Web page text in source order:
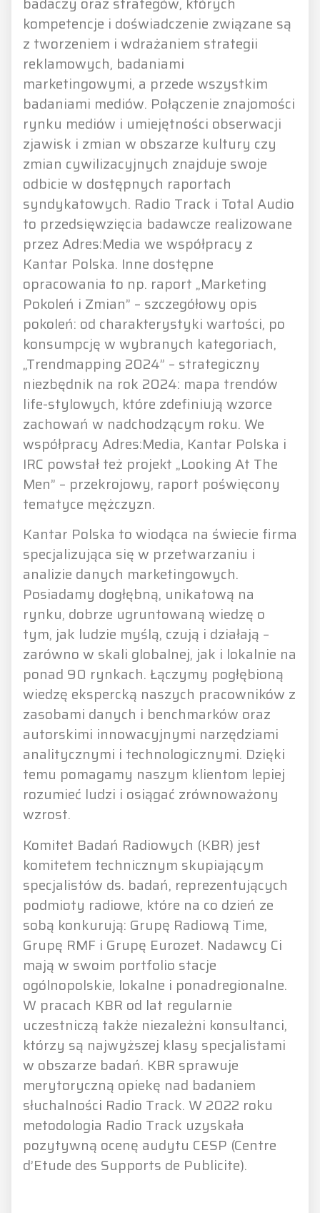
kompetencje i doświadczenie związane są
z tworzeniem i wdrażaniem strategii
reklamowych, badaniami
marketingowymi, a przede wszystkim
badaniami mediów. Połączenie znajomości
rynku mediów i umiejętności obserwacji
zjawisk i zmian w obszarze kultury czy
zmian cywilizacyjnych znajduje swoje
odbicie w dostępnych raportach
syndykatowych. Radio Track i Total Audio
to przedsięwzięcia badawcze realizowane
przez Adres:Media we współpracy z
Kantar Polska. Inne dostępne
opracowania to np. raport „Marketing
Pokoleń i Zmian” – szczegółowy opis
pokoleń: od charakterystyki wartości, po
konsumpcję w wybranych kategoriach,
„Trendmapping 2024” – strategiczny
niezbędnik na rok 2024: mapa trendów
life-stylowych, które zdefiniują wzorce
zachowań w nadchodzącym roku. We
współpracy Adres:Media, Kantar Polska i
IRC powstał też projekt „Looking At The
Men” – przekrojowy, raport poświęcony
tematyce mężczyzn.
Kantar Polska to wiodąca na świecie firma
specjalizująca się w przetwarzaniu i
analizie danych marketingowych.
Posiadamy dogłębną, unikatową na
rynku, dobrze ugruntowaną wiedzę o
tym, jak ludzie myślą, czują i działają –
zarówno w skali globalnej, jak i lokalnie na
ponad 90 rynkach. Łączymy pogłębioną
wiedzę ekspercką naszych pracowników z
zasobami danych i benchmarków oraz
autorskimi innowacyjnymi narzędziami
analitycznymi i technologicznymi. Dzięki
temu pomagamy naszym klientom lepiej
rozumieć ludzi i osiągać zrównoważony
wzrost.
Komitet Badań Radiowych (KBR) jest
komitetem technicznym skupiającym
specjalistów ds. badań, reprezentujących
podmioty radiowe, które na co dzień ze
sobą konkurują: Grupę Radiową Time,
Grupę RMF i Grupę Eurozet. Nadawcy Ci
mają w swoim portfolio stacje
ogólnopolskie, lokalne i ponadregionalne.
W pracach KBR od lat regularnie
uczestniczą także niezależni konsultanci,
którzy są najwyższej klasy specjalistami
w obszarze badań. KBR sprawuje
merytoryczną opiekę nad badaniem
słuchalności Radio Track. W 2022 roku
metodologia Radio Track uzyskała
pozytywną ocenę audytu CESP (Centre
d’Etude des Supports de Publicite).